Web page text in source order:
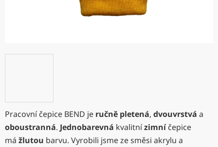
Pracovní čepice BEND je ručně pletená, dvouvrstvá a
oboustranná. Jednobarevná kvalitnízimníčepice
má žlutou barvu. Vyrobili jsme ze směsi akrylu a